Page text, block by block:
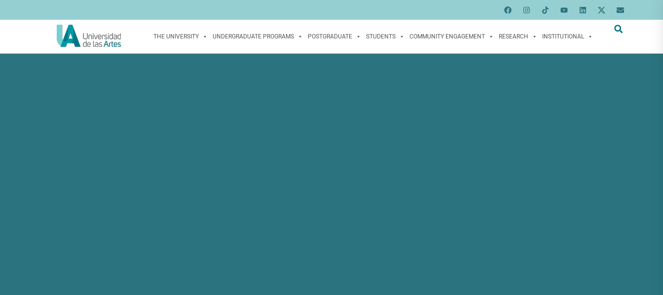
THE UNIVERSITY UNDERGRADUATE PROGRAMS POSTGRADUATE STUDENTS COMMUNITY ENGAGEMENT RESEARCH INSTITUTIONAL